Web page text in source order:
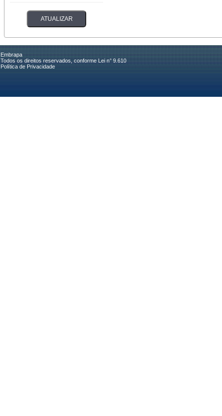
Embrapa
Todos os direitos reservados, conforme Lei n° 9.610
Política de Privacidade